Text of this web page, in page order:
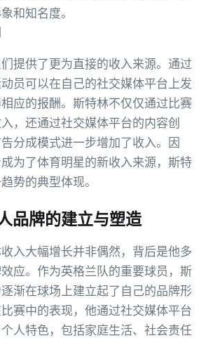
和知名度。
提供了更为直接的收入来源。通过
员可以在自己的社交媒体平台上发
应的报酬。斯特林不仅仅通过比赛
，还通过社交媒体平台的内容创
分成模式进一步增加了收入。因
为了体育明星的新收入来源，斯特
势的典型体现。
品牌的建立与塑造
入大幅增长并非偶然，背后是他多
应。作为英格兰队的重要球员，斯
渐在球场上建立起了自己的品牌形
赛中的表现，他通过社交媒体平台
人特色，包括家庭生活、社会责任